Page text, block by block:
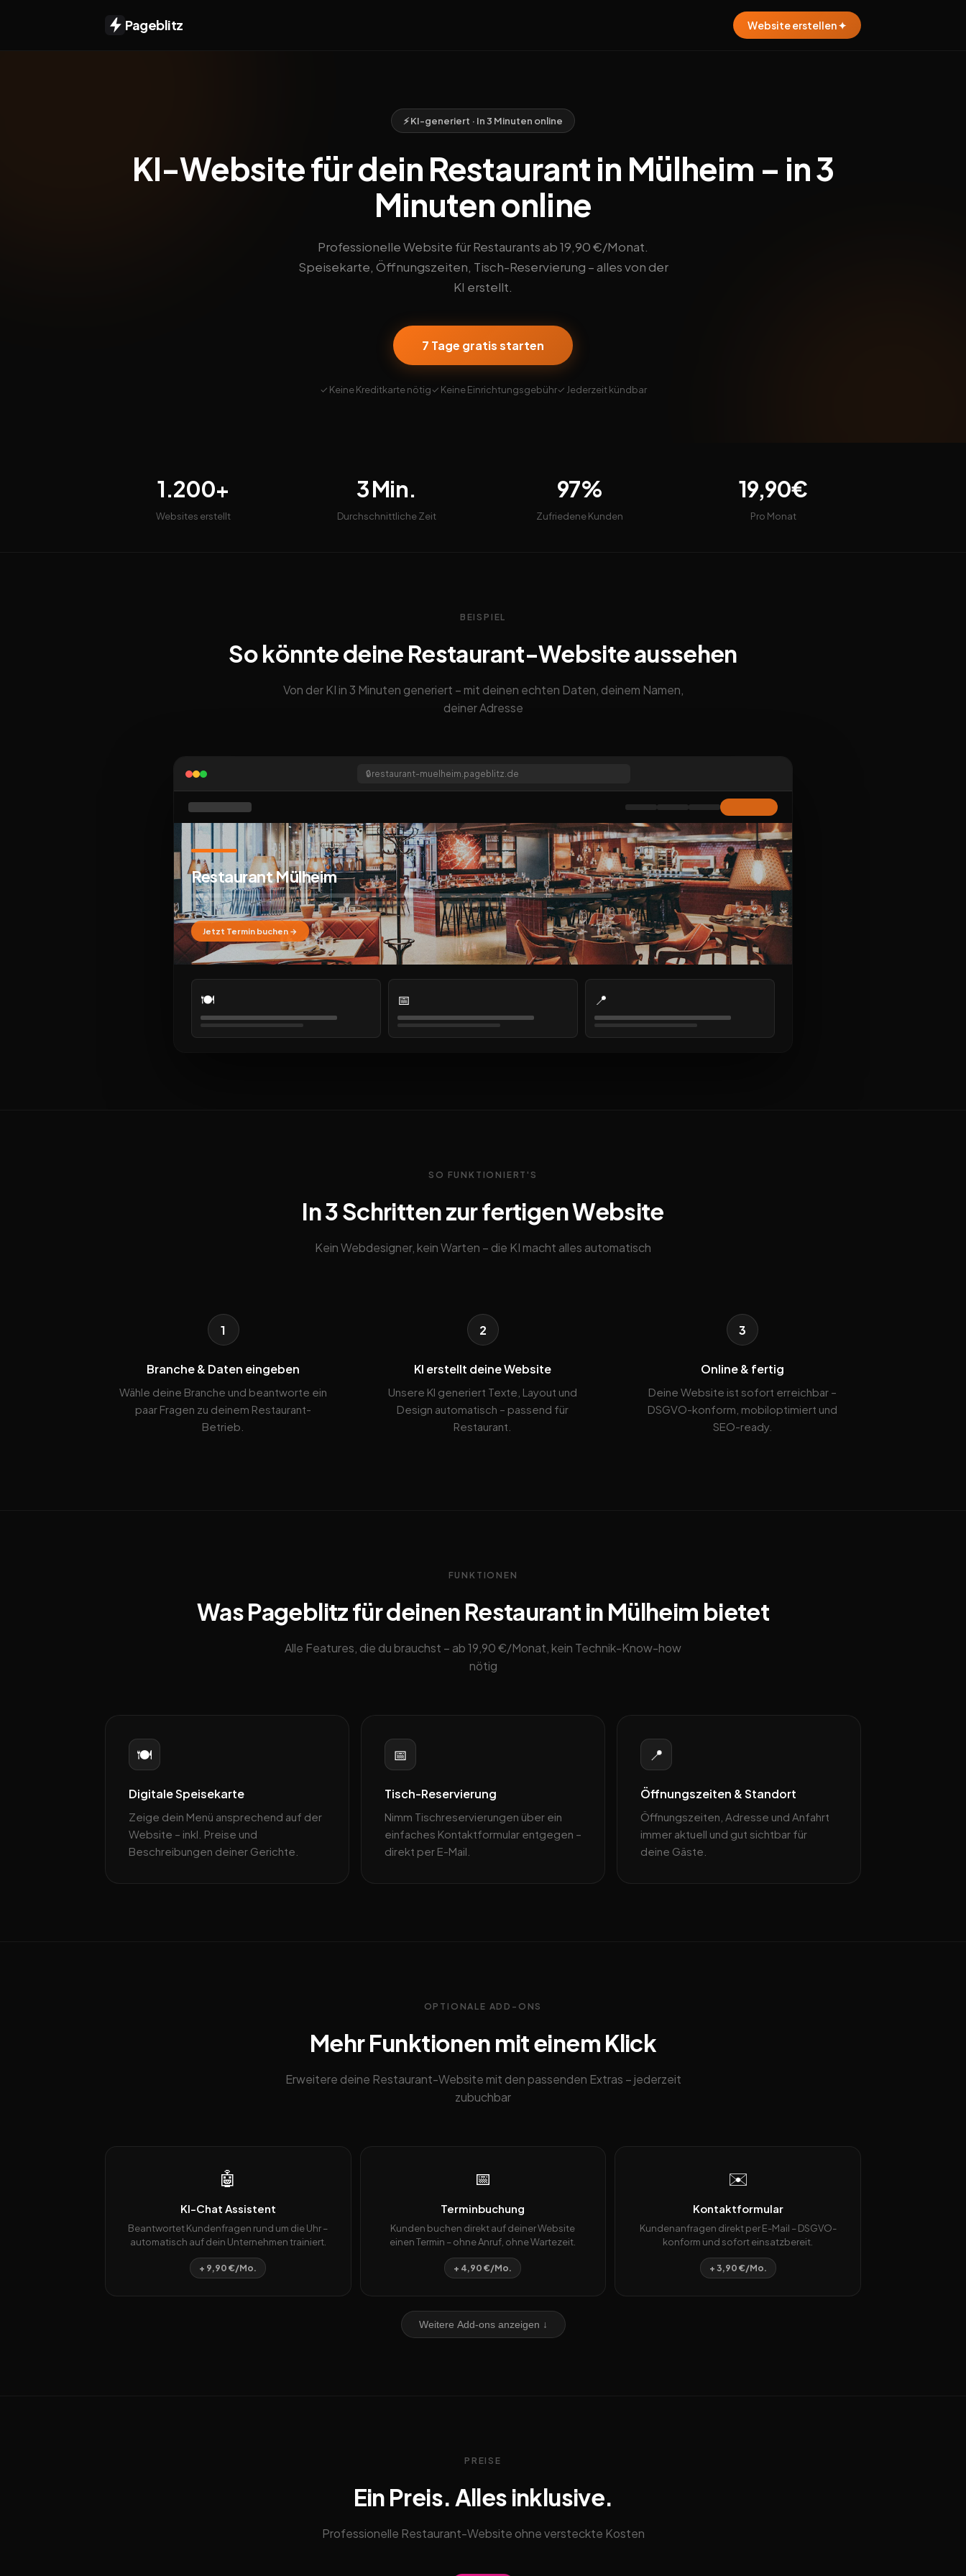
Pageblitz Website erstellen ✦
⚡ KI-generiert · In 3 Minuten online
KI-Website für dein Restaurant in Mülheim – in 3
Minuten online
Professionelle Website für Restaurants ab 19,90 €/Monat.
Speisekarte, Öffnungszeiten, Tisch-Reservierung – alles von der
KI erstellt.
7 Tage gratis starten
✓ Keine Kreditkarte nötig✓ Keine Einrichtungsgebühr✓ Jederzeit kündbar
1.200+
Websites erstellt
3 Min.
Durchschnittliche Zeit
97%
Zufriedene Kunden
19,90€
Pro Monat
BEISPIEL
So könnte deine Restaurant-Website aussehen
Von der KI in 3 Minuten generiert – mit deinen echten Daten, deinem Namen,
deiner Adresse
🔒restaurant-muelheim.pageblitz.de
Restaurant Mülheim
Jetzt Termin buchen →
🍽️ 📅 📍
SO FUNKTIONIERT'S
In 3 Schritten zur fertigen Website
Kein Webdesigner, kein Warten – die KI macht alles automatisch
1
Branche & Daten eingeben
Wähle deine Branche und beantworte ein
paar Fragen zu deinem Restaurant-
Betrieb.
2
KI erstellt deine Website
Unsere KI generiert Texte, Layout und
Design automatisch – passend für
Restaurant.
3
Online & fertig
Deine Website ist sofort erreichbar –
DSGVO-konform, mobiloptimiert und
SEO-ready.
FUNKTIONEN
Was Pageblitz für deinen Restaurant in Mülheim bietet
Alle Features, die du brauchst – ab 19,90 €/Monat, kein Technik-Know-how
nötig
🍽️
Digitale Speisekarte
Zeige dein Menü ansprechend auf der
Website – inkl. Preise und
Beschreibungen deiner Gerichte.
📅
Tisch-Reservierung
Nimm Tischreservierungen über ein
einfaches Kontaktformular entgegen –
direkt per E-Mail.
📍
Öffnungszeiten & Standort
Öffnungszeiten, Adresse und Anfahrt
immer aktuell und gut sichtbar für
deine Gäste.
OPTIONALE ADD-ONS
Mehr Funktionen mit einem Klick
Erweitere deine Restaurant-Website mit den passenden Extras – jederzeit
zubuchbar
🤖
KI-Chat Assistent
Beantwortet Kundenfragen rund um die Uhr –
automatisch auf dein Unternehmen trainiert.
+ 9,90 €/Mo.
📅
Terminbuchung
Kunden buchen direkt auf deiner Website
einen Termin – ohne Anruf, ohne Wartezeit.
+ 4,90 €/Mo.
✉️
Kontaktformular
Kundenanfragen direkt per E-Mail – DSGVO-
konform und sofort einsatzbereit.
+ 3,90 €/Mo.
Weitere Add-ons anzeigen ↓
PREISE
Ein Preis. Alles inklusive.
Professionelle Restaurant-Website ohne versteckte Kosten